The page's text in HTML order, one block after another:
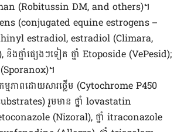
(Robitussin DM, and others)។
(conjugated equine estrogens –
estradiol, estradiol (Climara,
ថ្នាំ​ផ្សេង​ៗ​ទៀត ថ្នាំ Etoposide (VePesid);
។
កម្មភាព​ដោយ​សារ​ថ្លើម (Cytochrome P450
រួម​មាន ថ្នាំ lovastatin
(Nizoral), ថ្នាំ itraconazole